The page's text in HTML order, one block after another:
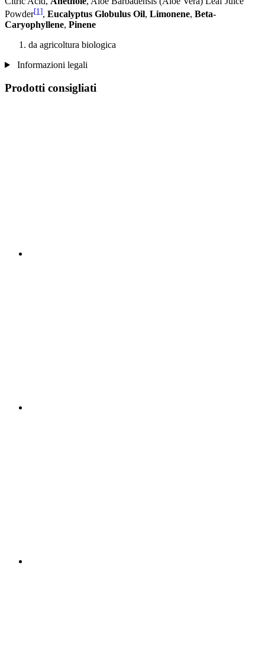
Powder[1], Eucalyptus Globulus Oil, Limonene, Beta-
Caryophyllene, Pinene
da agricoltura biologica
Informazioni legali
Prodotti consigliati